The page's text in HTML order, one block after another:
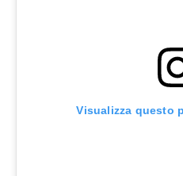
Visualizza questo